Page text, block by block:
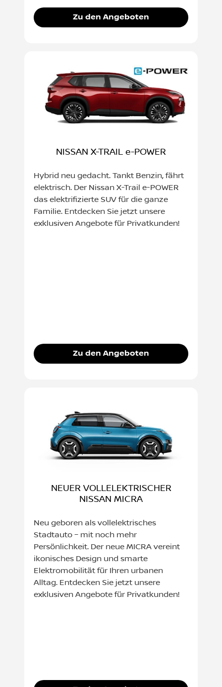
Zu den Angeboten
NISSAN X-TRAIL e-POWER
Hybrid neu gedacht. Tankt Benzin, fährt
elektrisch. Der Nissan X-Trail e-POWER
das elektrifizierte SUV für die ganze
Familie. Entdecken Sie jetzt unsere
exklusiven Angebote für Privatkunden!
Zu den Angeboten
NEUER VOLLELEKTRISCHER
NISSAN MICRA
Neu geboren als vollelektrisches
Stadtauto – mit noch mehr
Persönlichkeit. Der neue MICRA vereint
ikonisches Design und smarte
Elektromobilität für Ihren urbanen
Alltag. Entdecken Sie jetzt unsere
exklusiven Angebote für Privatkunden!